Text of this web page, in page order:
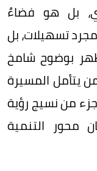
بل هو فضاءٌ
تسهيلات، بل
بوضوح شامخ
يتأمل المسيرة
من نسيج رؤية
محور التنمية